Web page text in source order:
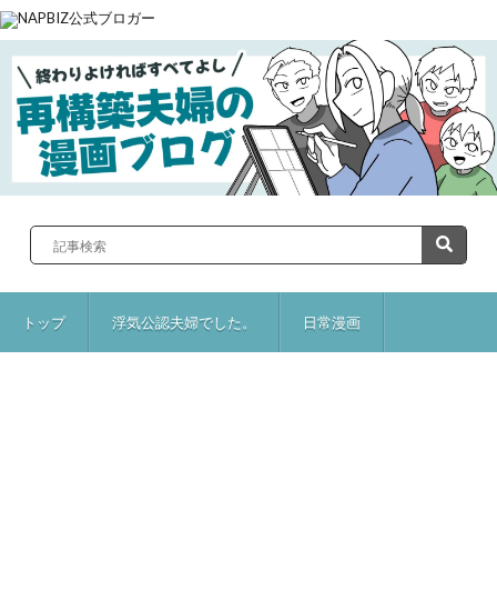
トップ 浮気公認夫婦でした。 日常漫画